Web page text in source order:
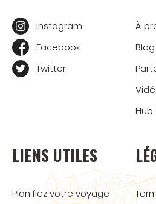
Instagram
Facebook
Twitter
À
Blog
LIENS UTILES
Planifiez votre voyage